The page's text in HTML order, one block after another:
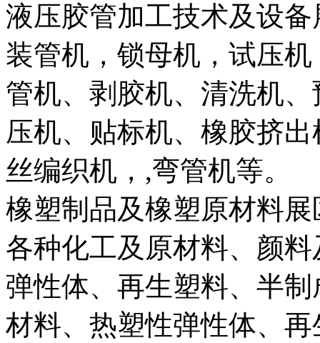
液压胶管加工技术及设备
装管机，锁母机，试压
管机、剥胶机、清洗机
压机、贴标机、橡胶挤
丝编织机，,弯管机等。
橡塑制品及橡塑原材料展
各种化工及原材料、颜
弹性体、再生塑料、半
材料、热塑性弹性体、